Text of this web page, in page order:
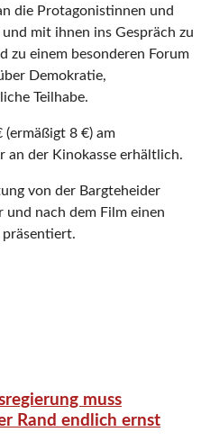
die Protagonistinnen und
mit ihnen ins Gespräch zu
zu einem besonderen Forum
Demokratie,
Teilhabe.
(ermäßigt 8 €) am
an der Kinokasse erhältlich.
von der Bargteheider
und nach dem Film einen
präsentiert.
muss
Rand endlich ernst